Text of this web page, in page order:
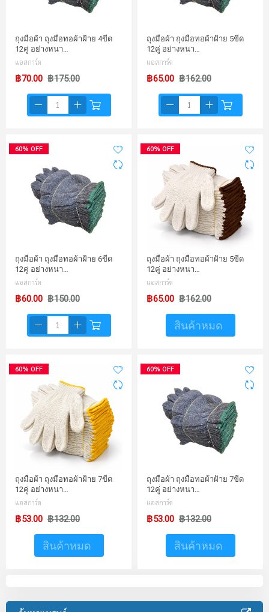
ถุงมือผ้า ถุงมือทอผ้าฝ้าย 4ขีด
12คู่ อย่างหนา…
แอสการ์ด
฿70.00 ฿175.00
ถุงมือผ้า ถุงมือทอผ้าฝ้าย 5ขีด
12คู่ อย่างหนา…
แอสการ์ด
฿65.00 ฿162.00
60% OFF
ถุงมือผ้า ถุงมือทอผ้าฝ้าย 6ขีด
12คู่ อย่างหนา…
แอสการ์ด
฿60.00 ฿150.00
60% OFF
ถุงมือผ้า ถุงมือทอผ้าฝ้าย 5ขีด
12คู่ อย่างหนา…
แอสการ์ด
฿65.00 ฿162.00
สินค้าหมด
60% OFF
ถุงมือผ้า ถุงมือทอผ้าฝ้าย 7ขีด
12คู่ อย่างหนา…
แอสการ์ด
฿53.00 ฿132.00
สินค้าหมด
60% OFF
ถุงมือผ้า ถุงมือทอผ้าฝ้าย 7ขีด
12คู่ อย่างหนา…
แอสการ์ด
฿53.00 ฿132.00
สินค้าหมด